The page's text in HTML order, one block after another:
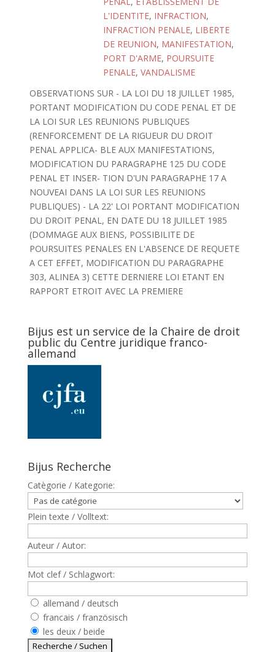
L'IDENTITE, INFRACTION,
INFRACTION PENALE, LIBERTE
DE REUNION, MANIFESTATION,
PORT D'ARME, POURSUITE
PENALE, VANDALISME
OBSERVATIONS SUR - LA LOI DU 18 JUILLET 1985,
PORTANT MODIFICATION DU CODE PENAL ET DE
LA LOI SUR LES REUNIONS PUBLIQUES
(RENFORCEMENT DE LA RIGUEUR DU DROIT
PENAL APPLICA- BLE AUX MANIFESTATIONS,
MODIFICATION DU PARAGRAPHE 125 DU CODE
PENAL ET INSER- TION D'UN PARAGRAPHE 17 A
NOUVEAI DANS LA LOI SUR LES REUNIONS
PUBLIQUES) - LA 22' LOI PORTANT MODIFICATION
DU DROIT PENAL, EN DATE DU 18 JUILLET 1985
(DOMMAGE AUX BIENS, POSSIBILITE DE
POURSUITES PENALES EN L'ABSENCE DE REQUETE
A CET EFFET, MODIFICATION DU PARAGRAPHE
303, ALINEA 3) CETTE DERNIERE LOI ETANT EN
RAPPORT ETROIT AVEC LA PREMIERE
Bijus est un service de la Chaire de droit
public du Centre juridique franco-
allemand
Bijus Recherche
Catègorie / Kategorie:
Plein texte / Volltext:
Auteur / Autor:
Mot clef / Schlagwort:
allemand / deutsch
francais / französisch
les deux / beide